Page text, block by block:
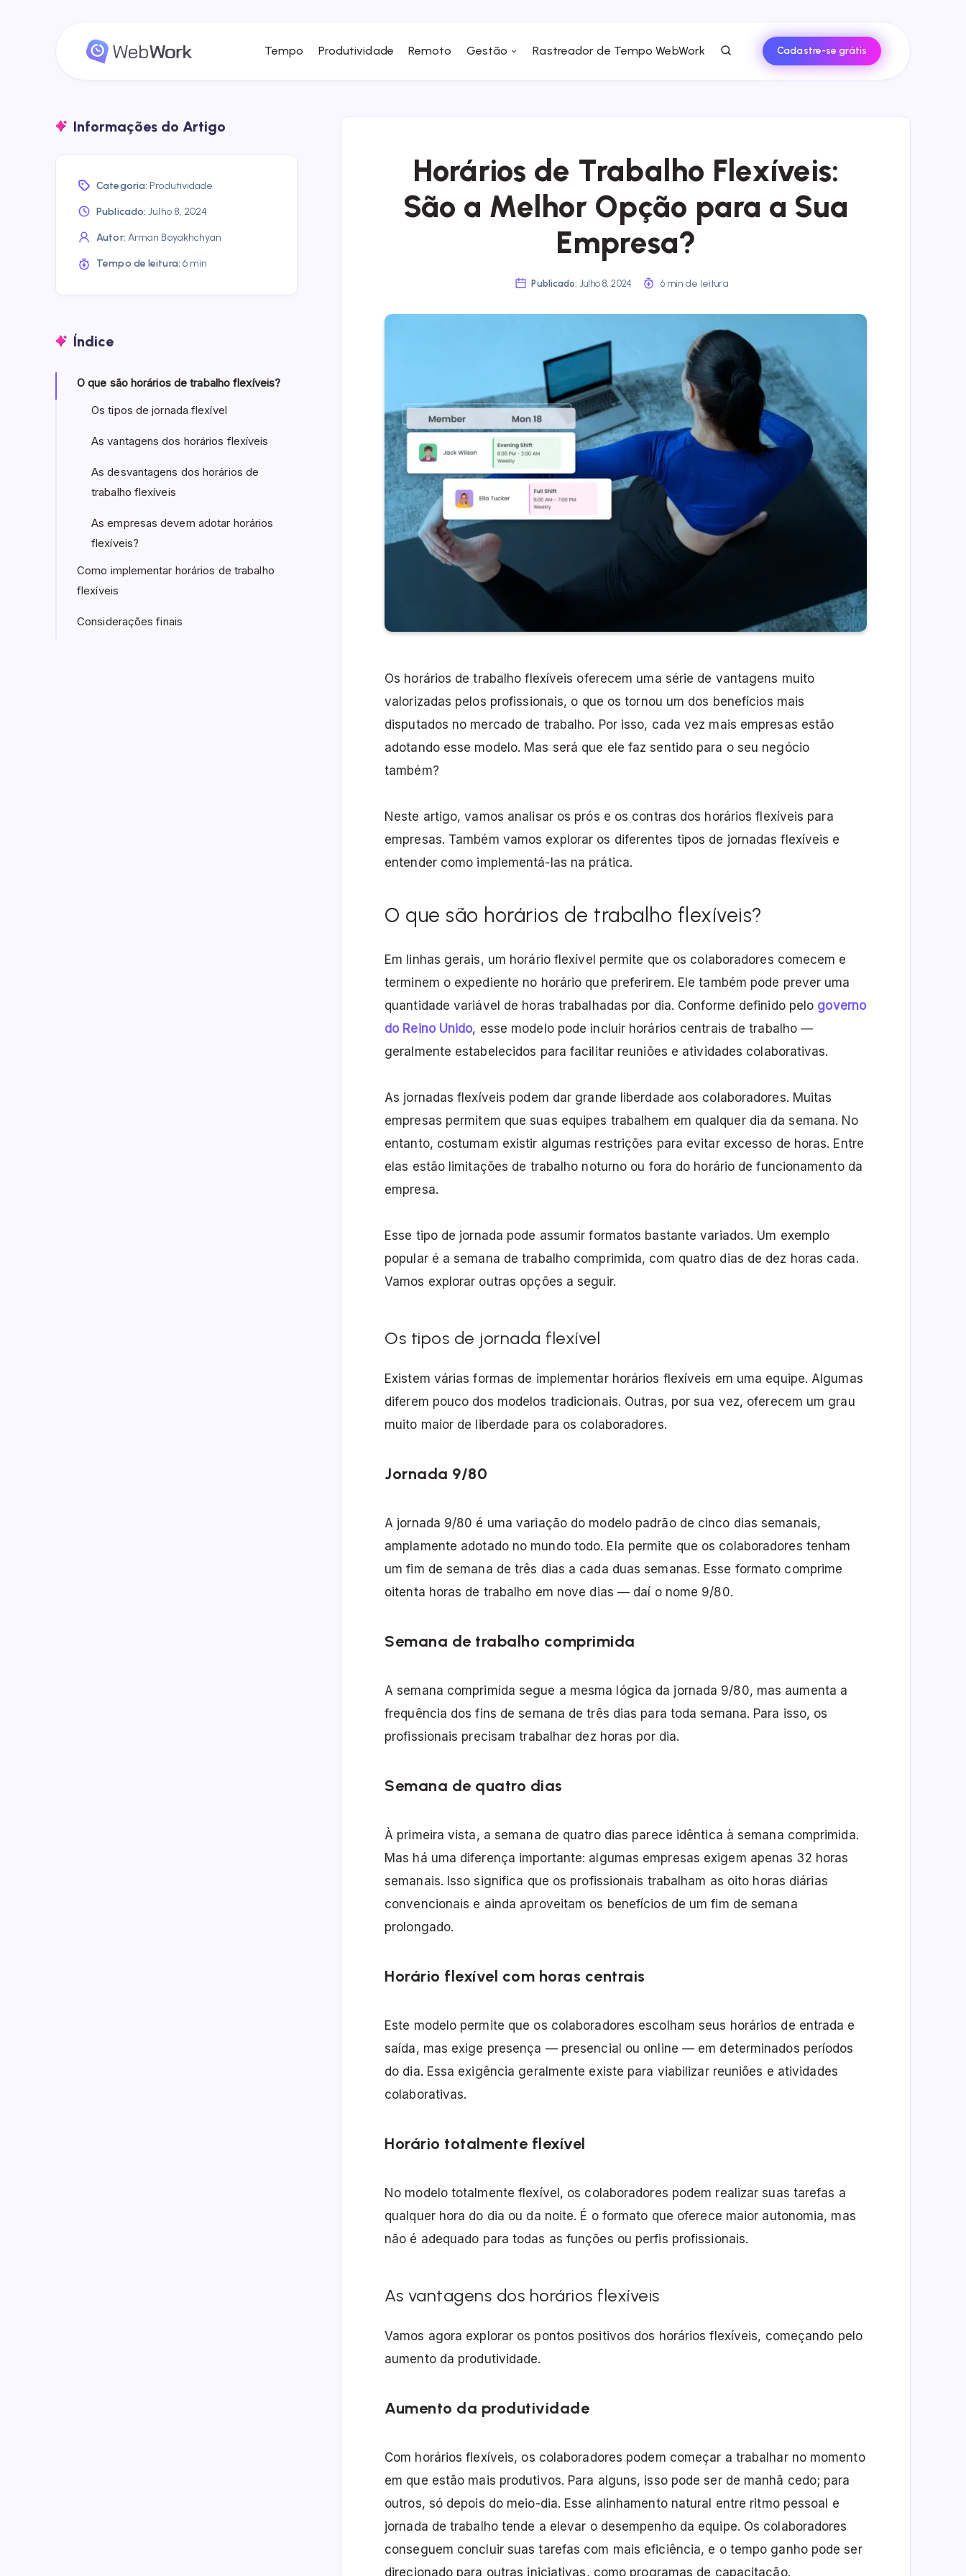
Tempo Produtividade Remoto Gestão Rastreador de Tempo WebWork Cadastre-se grátis
Horários de Trabalho Flexíveis:
São a Melhor Opção para a Sua
Empresa?
Publicado: Julho 8, 2024 6 min de leitura
Os horários de trabalho flexíveis oferecem uma série de vantagens muito
valorizadas pelos profissionais, o que os tornou um dos benefícios mais
disputados no mercado de trabalho. Por isso, cada vez mais empresas estão
adotando esse modelo. Mas será que ele faz sentido para o seu negócio
também?
Neste artigo, vamos analisar os prós e os contras dos horários flexíveis para
empresas. Também vamos explorar os diferentes tipos de jornadas flexíveis e
entender como implementá-las na prática.
O que são horários de trabalho flexíveis?
Em linhas gerais, um horário flexível permite que os colaboradores comecem e
terminem o expediente no horário que preferirem. Ele também pode prever uma
quantidade variável de horas trabalhadas por dia. Conforme definido pelo governo
do Reino Unido, esse modelo pode incluir horários centrais de trabalho —
geralmente estabelecidos para facilitar reuniões e atividades colaborativas.
As jornadas flexíveis podem dar grande liberdade aos colaboradores. Muitas
empresas permitem que suas equipes trabalhem em qualquer dia da semana. No
entanto, costumam existir algumas restrições para evitar excesso de horas. Entre
elas estão limitações de trabalho noturno ou fora do horário de funcionamento da
empresa.
Esse tipo de jornada pode assumir formatos bastante variados. Um exemplo
popular é a semana de trabalho comprimida, com quatro dias de dez horas cada.
Vamos explorar outras opções a seguir.
Os tipos de jornada flexível
Existem várias formas de implementar horários flexíveis em uma equipe. Algumas
diferem pouco dos modelos tradicionais. Outras, por sua vez, oferecem um grau
muito maior de liberdade para os colaboradores.
Jornada 9/80
A jornada 9/80 é uma variação do modelo padrão de cinco dias semanais,
amplamente adotado no mundo todo. Ela permite que os colaboradores tenham
um fim de semana de três dias a cada duas semanas. Esse formato comprime
oitenta horas de trabalho em nove dias — daí o nome 9/80.
Semana de trabalho comprimida
A semana comprimida segue a mesma lógica da jornada 9/80, mas aumenta a
frequência dos fins de semana de três dias para toda semana. Para isso, os
profissionais precisam trabalhar dez horas por dia.
Semana de quatro dias
À primeira vista, a semana de quatro dias parece idêntica à semana comprimida.
Mas há uma diferença importante: algumas empresas exigem apenas 32 horas
semanais. Isso significa que os profissionais trabalham as oito horas diárias
convencionais e ainda aproveitam os benefícios de um fim de semana
prolongado.
Horário flexível com horas centrais
Este modelo permite que os colaboradores escolham seus horários de entrada e
saída, mas exige presença — presencial ou online — em determinados períodos
do dia. Essa exigência geralmente existe para viabilizar reuniões e atividades
colaborativas.
Horário totalmente flexível
No modelo totalmente flexível, os colaboradores podem realizar suas tarefas a
qualquer hora do dia ou da noite. É o formato que oferece maior autonomia, mas
não é adequado para todas as funções ou perfis profissionais.
As vantagens dos horários flexíveis
Vamos agora explorar os pontos positivos dos horários flexíveis, começando pelo
aumento da produtividade.
Aumento da produtividade
Com horários flexíveis, os colaboradores podem começar a trabalhar no momento
em que estão mais produtivos. Para alguns, isso pode ser de manhã cedo; para
outros, só depois do meio-dia. Esse alinhamento natural entre ritmo pessoal e
jornada de trabalho tende a elevar o desempenho da equipe. Os colaboradores
conseguem concluir suas tarefas com mais eficiência, e o tempo ganho pode ser
direcionado para outras iniciativas, como programas de capacitação.
Informações do Artigo
Categoria: Produtividade
Publicado: Julho 8, 2024
Autor: Arman Boyakhchyan
Tempo de leitura: 6 min
Índice
O que são horários de trabalho flexíveis?
Os tipos de jornada flexível
As vantagens dos horários flexíveis
As desvantagens dos horários de
trabalho flexíveis
As empresas devem adotar horários
flexíveis?
Como implementar horários de trabalho
flexíveis
Considerações finais